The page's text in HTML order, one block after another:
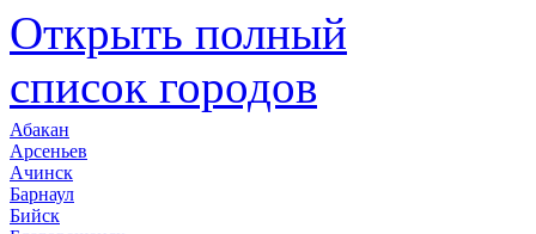
Открыть полный
список городов
Абакан
Арсеньев
Ачинск
Барнаул
Бийск